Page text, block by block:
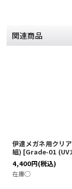
関連商品
伊達メガネ用クリ
組) [Grade-01 (UV
4,400円(税込)
在庫◯